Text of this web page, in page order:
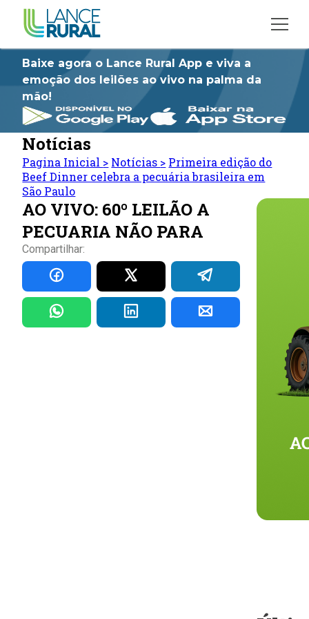
Baixe agora o Lance Rural App e viva a
emoção dos leilões ao vivo na palma da
mão!
Notícias
Pagina Inicial > Notícias > Primeira edição do
Beef Dinner celebra a pecuária brasileira em
São Paulo
AO VIVO: 60º LEILÃO A
PECUARIA NÃO PARA
Compartilhar: